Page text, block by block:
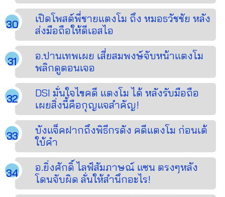
เปิดโพสต์พี่ชายแตงโม ถึง หมอธวัชชัย หลัง
ส่งมือถือให้ดีเอสไอ
อ.ปานเทพเผย เสี่ยสมพงษ์จับหน้าแตงโม
พลิกดูตอนเจอ
DSI มั่นใจไขคดี แตงโม ได้ หลังรับมือถือ
เผยสิ่งนี้คือกุญแจสำคัญ!
บังแจ็คฝากถึงพิธีกรดัง คดีแตงโม ก่อนเต้
ใบ้คำ
อ.ยิ่งศักดิ์ ไลฟ์สัมภาษณ์ แซน ตรงๆหลัง
โดนจับผิด ลั่นให้สำนึกอะไร!